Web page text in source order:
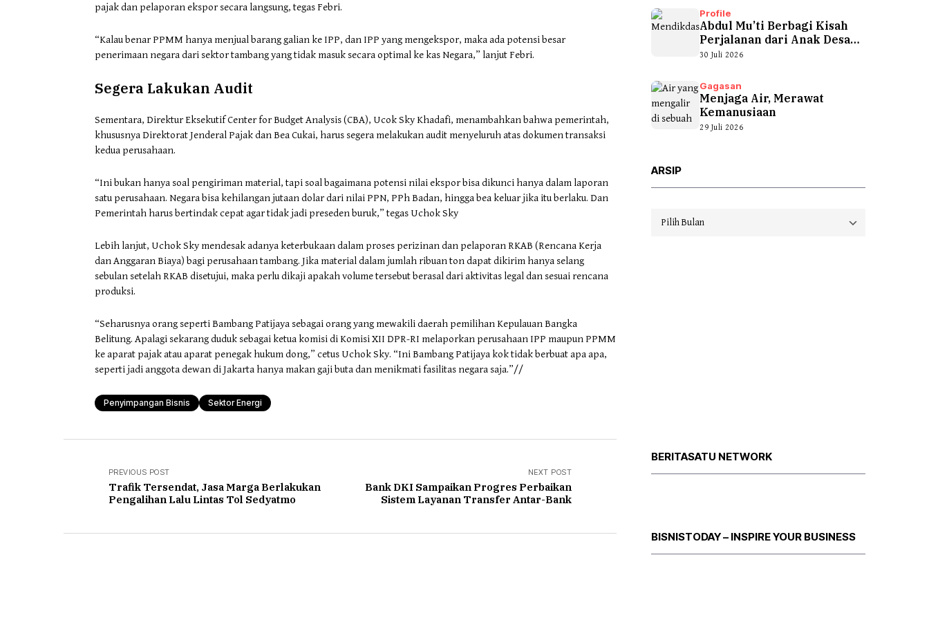
pajak dan pelaporan ekspor secara langsung, tegas Febri.
“Kalau benar PPMM hanya menjual barang galian ke IPP, dan IPP yang mengekspor, maka ada potensi besar
penerimaan negara dari sektor tambang yang tidak masuk secara optimal ke kas Negara,” lanjut Febri.
Segera Lakukan Audit
Sementara, Direktur Eksekutif Center for Budget Analysis (CBA), Ucok Sky Khadafi, menambahkan bahwa pemerintah,
khususnya Direktorat Jenderal Pajak dan Bea Cukai, harus segera melakukan audit menyeluruh atas dokumen transaksi
kedua perusahaan.
“Ini bukan hanya soal pengiriman material, tapi soal bagaimana potensi nilai ekspor bisa dikunci hanya dalam laporan
satu perusahaan. Negara bisa kehilangan jutaan dolar dari nilai PPN, PPh Badan, hingga bea keluar jika itu berlaku. Dan
Pemerintah harus bertindak cepat agar tidak jadi preseden buruk,” tegas Uchok Sky
Lebih lanjut, Uchok Sky mendesak adanya keterbukaan dalam proses perizinan dan pelaporan RKAB (Rencana Kerja
dan Anggaran Biaya) bagi perusahaan tambang. Jika material dalam jumlah ribuan ton dapat dikirim hanya selang
sebulan setelah RKAB disetujui, maka perlu dikaji apakah volume tersebut berasal dari aktivitas legal dan sesuai rencana
produksi.
“Seharusnya orang seperti Bambang Patijaya sebagai orang yang mewakili daerah pemilihan Kepulauan Bangka
Belitung. Apalagi sekarang duduk sebagai ketua komisi di Komisi XII DPR-RI melaporkan perusahaan IPP maupun PPMM
ke aparat pajak atau aparat penegak hukum dong,” cetus Uchok Sky. “Ini Bambang Patijaya kok tidak berbuat apa apa,
seperti jadi anggota dewan di Jakarta hanya makan gaji buta dan menikmati fasilitas negara saja.”//
Penyimpangan Bisnis Sektor Energi
PREVIOUS POST
Trafik Tersendat, Jasa Marga Berlakukan
Pengalihan Lalu Lintas Tol Sedyatmo
NEXT POST
Bank DKI Sampaikan Progres Perbaikan
Sistem Layanan Transfer Antar-Bank
Profile
Abdul Mu’ti Berbagi Kisah
Perjalanan dari Anak Desa
hingga...
30 Juli 2026
Gagasan
Menjaga Air, Merawat
Kemanusiaan
29 Juli 2026
ARSIP
Arsip
BERITASATU NETWORK
BISNISTODAY – INSPIRE YOUR BUSINESS